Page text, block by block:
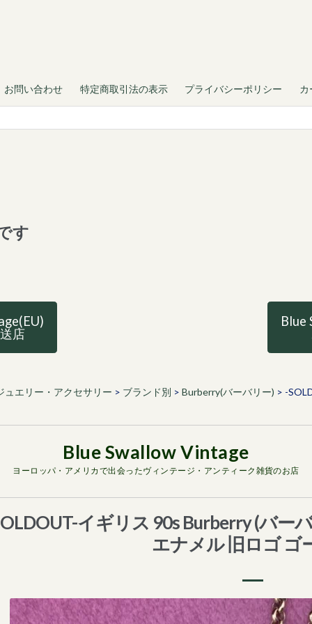
お問い合わせ 特定商取引法の表示 プライバシーポリシー カ
す
店
Blue
ュエリー・アクセサリー > ブランド別 > Burberry(バーバリー) > -
ヨーロッパ・アメリカで出会ったヴィンテージ・アンティーク雑貨のお店
イギリス 90s Burberry (バー
エナメル 旧ロゴ ゴ